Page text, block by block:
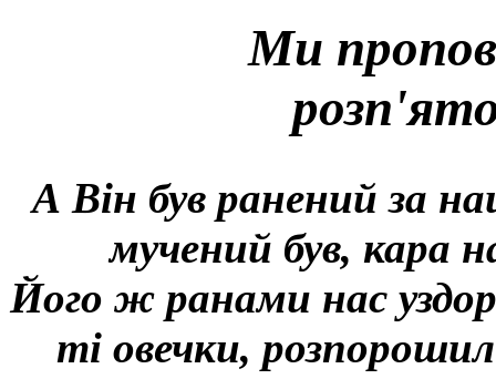
Ми
А Він був ранений за
мучений був, кара
Його ж ранами нас
ті овечки,